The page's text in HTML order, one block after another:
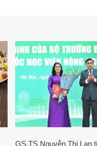
GS.TS Nguyễn Thị Lan